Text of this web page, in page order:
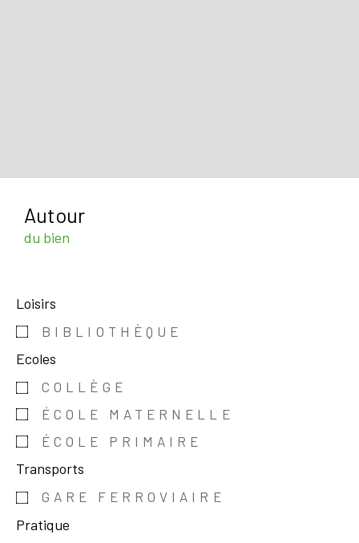
Autour
du bien
Loisirs
BIBLIOTHÈQUE
Ecoles
COLLÈGE
ÉCOLE MATERNELLE
ÉCOLE PRIMAIRE
Transports
GARE FERROVIAIRE
Pratique